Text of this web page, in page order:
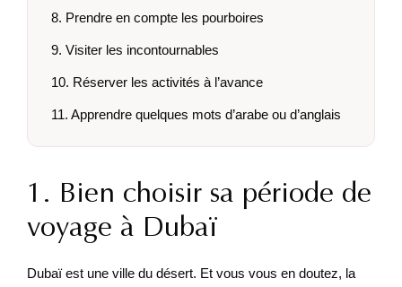
8. Prendre en compte les pourboires
9. Visiter les incontournables
10. Réserver les activités à l’avance
11. Apprendre quelques mots d’arabe ou d’anglais
1. Bien choisir sa période de
voyage à Dubaï
Dubaï est une ville du désert. Et vous vous en doutez, la